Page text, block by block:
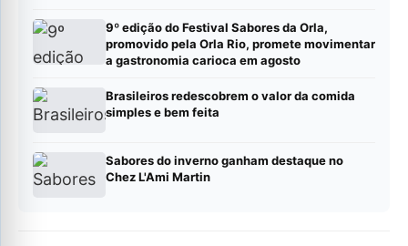
9º edição do Festival Sabores da Orla,
promovido pela Orla Rio, promete movimentar
a gastronomia carioca em agosto
Brasileiros redescobrem o valor da comida
simples e bem feita
Sabores do inverno ganham destaque no
Chez L'Ami Martin